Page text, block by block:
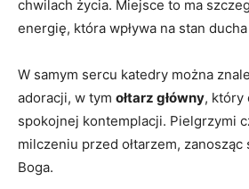
chwilach życia. Miejsce to ma
energię, która wpływa na stan
W samym sercu katedry można
adoracji, w tym ołtarz główny, który
spokojnej kontemplacji. Pielgrzymi
milczeniu przed ołtarzem,
Boga.